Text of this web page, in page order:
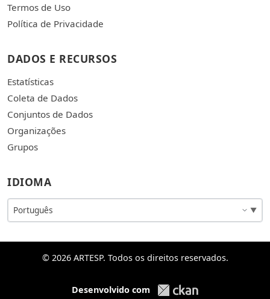
Termos de Uso
Política de Privacidade
DADOS E RECURSOS
Estatísticas
Coleta de Dados
Conjuntos de Dados
Organizações
Grupos
IDIOMA
© 2026 ARTESP. Todos os direitos reservados.
Desenvolvido com